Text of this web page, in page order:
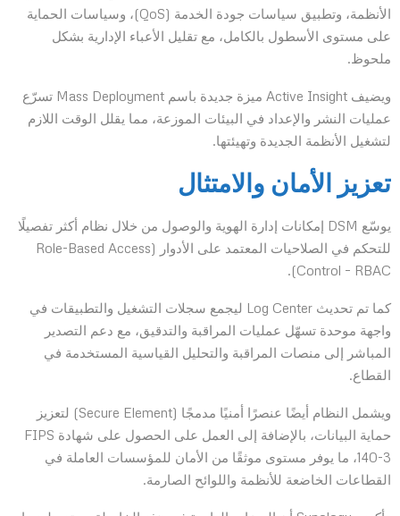
الأنظمة، وتطبيق سياسات جودة الخدمة (QoS)، وسياسات الحماية
على مستوى الأسطول بالكامل، مع تقليل الأعباء الإدارية بشكل
ملحوظ.
ويضيف Active Insight ميزة جديدة باسم Mass Deployment تسرّع
عمليات النشر والإعداد في البيئات الموزعة، مما يقلل الوقت اللازم
لتشغيل الأنظمة الجديدة وتهيئتها.
تعزيز الأمان والامتثال
يوسّع DSM إمكانات إدارة الهوية والوصول من خلال نظام أكثر تفصيلًا
للتحكم في الصلاحيات المعتمد على الأدوار (Role-Based Access
Control – RBAC).
كما تم تحديث Log Center ليجمع سجلات التشغيل والتطبيقات في
واجهة موحدة تسهّل عمليات المراقبة والتدقيق، مع دعم التصدير
المباشر إلى منصات المراقبة والتحليل القياسية المستخدمة في
القطاع.
ويشمل النظام أيضًا عنصرًا أمنيًا مدمجًا (Secure Element) لتعزيز
حماية البيانات، بالإضافة إلى العمل على الحصول على شهادة FIPS
140-3، ما يوفر مستوى موثقًا من الأمان للمؤسسات العاملة في
القطاعات الخاضعة للأنظمة واللوائح الصارمة.